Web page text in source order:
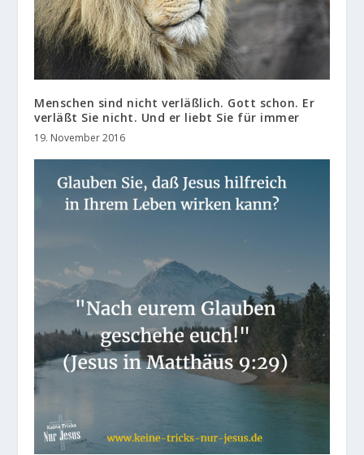
Menschen sind nicht verläßlich. Gott schon. Er
verläßt Sie nicht. Und er liebt Sie für immer
19. November 2016